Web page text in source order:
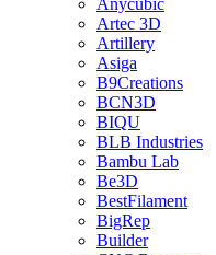
Anycubic
Artec 3D
Artillery
Asiga
B9Creations
BCN3D
BIQU
BLB Industries
Bambu Lab
Be3D
BestFilament
BigRep
Builder